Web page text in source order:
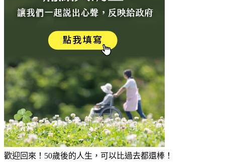
歡迎回來！50歲後的人生，可以比過去都還棒！